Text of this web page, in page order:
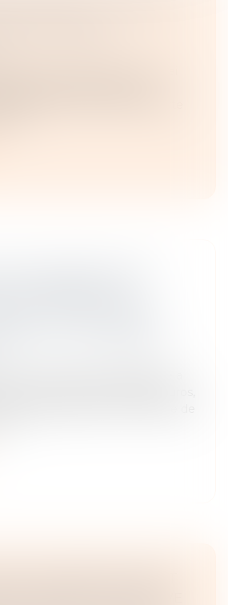
ET PRÉCIS : LE JUGE NE
LA PORTÉE
dans un arrêt rendu le 13 mai
les limites du pouvoir
lorsqu’un contrat comporte
DOMINANTE PAR
DOMAINE DE LA
: 2,95 MILLIARDS
- ACTU-JURIDIQUE
la Commission européenne a
amende de 2,95 milliards d’euros,
européennes en matière de
CONTREPARTIE N’EST
LORSQU’IL NE RELÈVE